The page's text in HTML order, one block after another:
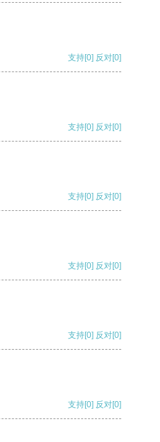
支持[0] 反对[0]
支持[0] 反对[0]
支持[0] 反对[0]
支持[0] 反对[0]
支持[0] 反对[0]
支持[0] 反对[0]